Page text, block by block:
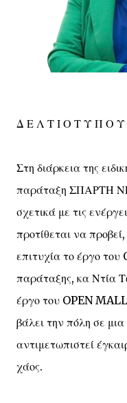
Δ Ε Λ Τ Ι Ο Τ Υ Π Ο Υ
Στη διάρκεια της
παράταξη ΣΠΑΡΤΗ
σχετικά με τις
προτίθεται να
επιτυχία το έργο
παράταξης, κα Ντία
έργο του OPEN
βάλει την πόλη σε
αντιμετωπιστεί
χάος.